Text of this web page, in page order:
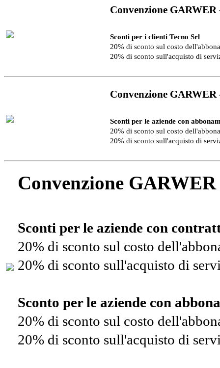
Convenzione
Sconti per i clienti Tecno Srl
20% di sconto sul costo
20% di sconto sull'acquisto di
Convenzione
Sconti per le aziende con
20% di sconto sul costo
20% di sconto sull'acquisto di
Convenzione
Sconti per le aziende con
20% di sconto sul costo
20% di sconto sull'acquisto di
Sconto per le aziende con
20% di sconto sul costo
20% di sconto sull'acquisto di